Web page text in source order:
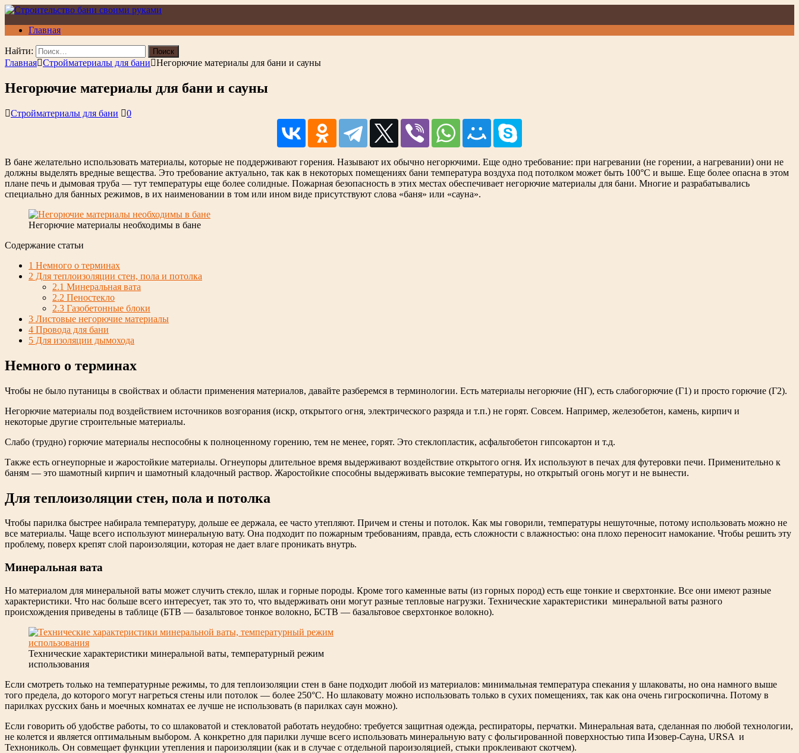
Главная
Найти:
Главная Стройматериалы для бани Негорючие материалы для бани и сауны
Негорючие материалы для бани и сауны
Стройматериалы для бани 0
В бане желательно использовать материалы, которые не поддерживают горения. Называют их обычно негорючими. Еще одно требование: при нагревании (не горении, а нагревании) они не
должны выделять вредные вещества. Это требование актуально, так как в некоторых помещениях бани температура воздуха под потолком может быть 100°C и выше. Еще более опасна в этом
плане печь и дымовая труба — тут температуры еще более солидные. Пожарная безопасность в этих местах обеспечивает негорючие материалы для бани. Многие и разрабатывались
специально для банных режимов, в их наименовании в том или ином виде присутствуют слова «баня» или «сауна».
Негорючие материалы необходимы в бане
Содержание статьи
1 Немного о терминах
2 Для теплоизоляции стен, пола и потолка
2.1 Минеральная вата
2.2 Пеностекло
2.3 Газобетонные блоки
3 Листовые негорючие материалы
4 Провода для бани
5 Для изоляции дымохода
Немного о терминах
Чтобы не было путаницы в свойствах и области применения материалов, давайте разберемся в терминологии. Есть материалы негорючие (НГ), есть слабогорючие (Г1) и просто горючие (Г2).
Негорючие материалы под воздействием источников возгорания (искр, открытого огня, электрического разряда и т.п.) не горят. Совсем. Например, железобетон, камень, кирпич и
некоторые другие строительные материалы.
Слабо (трудно) горючие материалы неспособны к полноценному горению, тем не менее, горят. Это стеклопластик, асфальтобетон гипсокартон и т.д.
Также есть огнеупорные и жаростойкие материалы. Огнеупоры длительное время выдерживают воздействие открытого огня. Их используют в печах для футеровки печи. Применительно к
баням — это шамотный кирпич и шамотный кладочный раствор. Жаростойкие способны выдерживать высокие температуры, но открытый огонь могут и не вынести.
Для теплоизоляции стен, пола и потолка
Чтобы парилка быстрее набирала температуру, дольше ее держала, ее часто утепляют. Причем и стены и потолок. Как мы говорили, температуры нешуточные, потому использовать можно не
все материалы. Чаще всего используют минеральную вату. Она подходит по пожарным требованиям, правда, есть сложности с влажностью: она плохо переносит намокание. Чтобы решить эту
проблему, поверх крепят слой пароизоляции, которая не дает влаге проникать внутрь.
Минеральная вата
Но материалом для минеральной ваты может случить стекло, шлак и горные породы. Кроме того каменные ваты (из горных пород) есть еще тонкие и сверхтонкие. Все они имеют разные
характеристики. Что нас больше всего интересует, так это то, что выдерживать они могут разные тепловые нагрузки. Технические характеристики минеральной ваты разного
происхождения приведены в таблице (БТВ — базальтовое тонкое волокно, БСТВ — базальтовое сверхтонкое волокно).
Технические характеристики минеральной ваты, температурный режим
использования
Если смотреть только на температурные режимы, то для теплоизоляции стен в бане подходит любой из материалов: минимальная температура спекания у шлаковаты, но она намного выше
того предела, до которого могут нагреться стены или потолок — более 250°C. Но шлаковату можно использовать только в сухих помещениях, так как она очень гигроскопична. Потому в
парилках русских бань и моечных комнатах ее лучше не использовать (в парилках саун можно).
Если говорить об удобстве работы, то со шлаковатой и стекловатой работать неудобно: требуется защитная одежда, респираторы, перчатки. Минеральная вата, сделанная по любой технологии,
не колется и является оптимальным выбором. А конкретно для парилки лучше всего использовать минеральную вату с фольгированной поверхностью типа Изовер-Сауна, URSA и
Технониколь. Он совмещает функции утепления и пароизоляции (как и в случае с отдельной пароизоляцией, стыки проклеивают скотчем).